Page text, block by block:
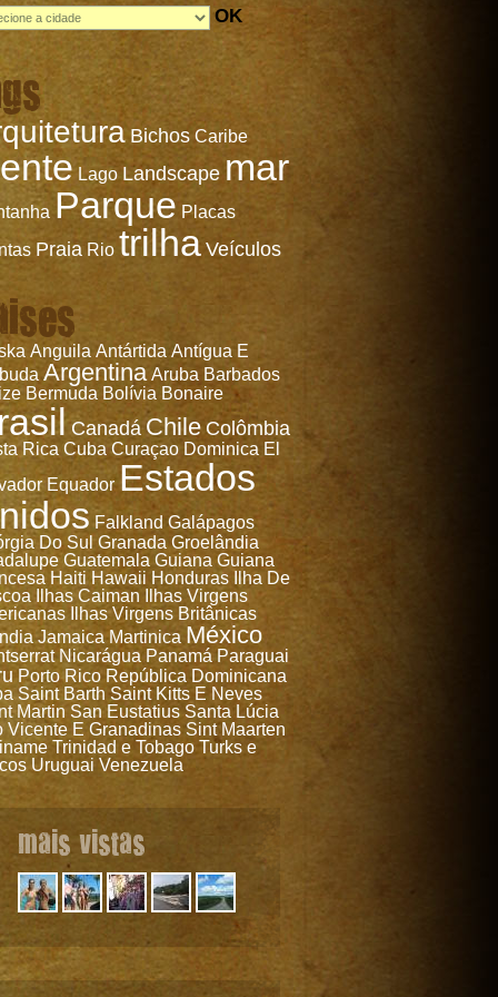
OK
Bichos Caribe
Lago Landscape mar
Parque Placas
Praia Rio trilha Veículos
Anguila Antártida Antígua E
Argentina Aruba Barbados
Bermuda Bolívia Bonaire
Canadá Chile Colômbia
Rica Cuba Curaçao Dominica El
Equador Estados
Falkland Galápagos
Do Sul Granada Groelândia
Guatemala Guiana Guiana
Haiti Hawaii Honduras Ilha De
Ilhas Caiman
Ilhas Virgens
Ilhas Virgens Britânicas
Jamaica Martinica México
Nicarágua Panamá Paraguai
Porto Rico República Dominicana
Saint Barth Saint Kitts E Neves
Martin San Eustatius Santa Lúcia
Vicente E Granadinas Sint Maarten
Trinidad e Tobago Turks e
Uruguai Venezuela
mais vistas
e o Alexis
del Sur,